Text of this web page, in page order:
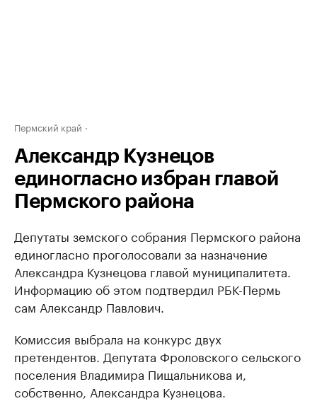
Пермский край
Александр Кузнецов
единогласно избран главой
Пермского района
Депутаты земского собрания Пермского района
единогласно проголосовали за назначение
Александра Кузнецова главой муниципалитета.
Информацию об этом подтвердил РБК-Пермь
сам Александр Павлович.
Комиссия выбрала на конкурс двух
претендентов. Депутата Фроловского сельского
поселения Владимира Пищальникова и,
собственно, Александра Кузнецова.